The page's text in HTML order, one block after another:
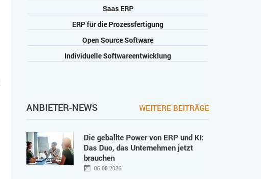
Saas ERP
ERP für die Prozessfertigung
Open Source Software
Individuelle Softwareentwicklung
ANBIETER-NEWS WEITERE BEITRÄGE
Die geballte Power von ERP und KI:
Das Duo, das Unternehmen jetzt
brauchen
06.08.2026